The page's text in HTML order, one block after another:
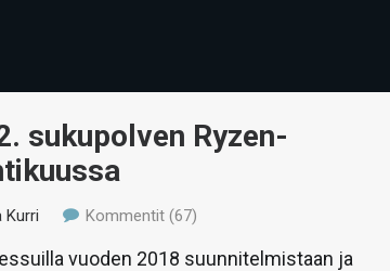
sukupolven Ryzen-
Kurri Kommentit (67)
vuoden 2018 suunnitelmistaan ja